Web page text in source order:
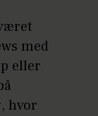
med
eller
hvor